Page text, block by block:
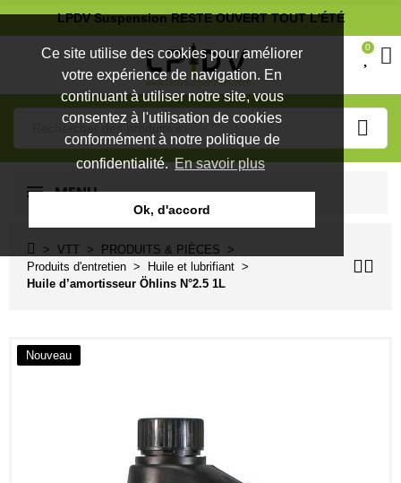
Ce site utilise des cookies pour améliorer
votre expérience de navigation. En
continuant à utiliser notre site, vous
consentez à l'utilisation de cookies
conformément à notre politique de
confidentialité.En savoir plus
Ok, d'accord
LPDV Suspension RESTE OUVERT TOUT L'ÉTÉ
0
MENU
VTT
PRODUITS & PIÈCES
Produits d'entretien
Huile et lubrifiant
Huile d’amortisseur Öhlins N°2.5 1L
Nouveau